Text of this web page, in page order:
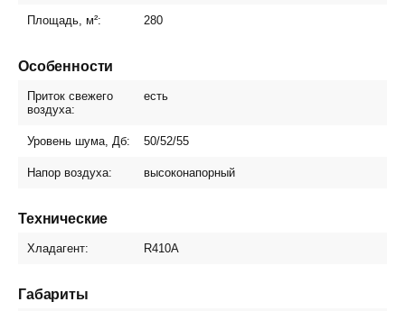
Площадь, м²: 280
Особенности
Приток свежего
воздуха:
есть
Уровень шума, Дб: 50/52/55
Напор воздуха: высоконапорный
Технические
Хладагент: R410A
Габариты